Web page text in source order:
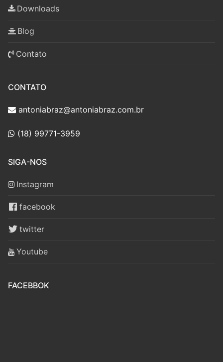
Downloads
Blog
Contato
CONTATO
antoniabraz@antoniabraz.com.br
(18) 99771-3959
SIGA-NOS
Instagram
facebook
twitter
Youtube
FACEBBOK